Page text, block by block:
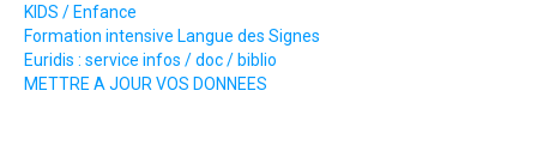
CONTACT
CONTACTS UTILES
KIDS / Enfance
Formation intensive Langue des Signes
Euridis : service infos / doc / biblio
METTRE A JOUR VOS DONNEES